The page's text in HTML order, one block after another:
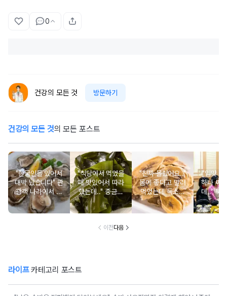
0
건강의 모든 것 방문하기
건강의 모든 것의 모든 포스트
"한국인들 있어서
대박 났습니다" 관
광객 나라에서 남
녀노소 보양식처
럼 먹는 음식
"식당에서 먹었을
때 맛있어서 따라
했는데.." 중금속
싹 다 빠질 줄 몰
랐어요
"진짜 몰랐어요.."
몸에 좋다고 말려
먹었는데 독소를
먹고 있었던 의외
의 음식
"입맛 없
하나 싸
데.." 북
외로 안
건
이전다음
라이프카테고리 포스트